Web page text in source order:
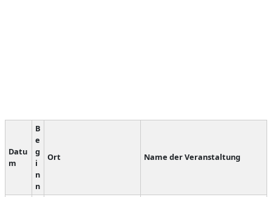
Datu
m
B
e
g
i
n
n
Ort Name der Veranstaltung